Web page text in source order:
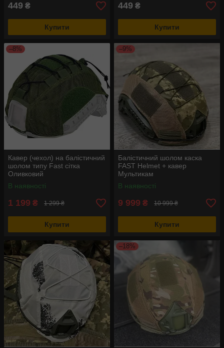
449 ₴
Купити
449 ₴
Купити
–8%
Кавер (чехол) на балістичний
шолом типу Fast сітка
Оливковий
В наявності
1 199 ₴ 1 299 ₴
Купити
–9%
Балістичний шолом каска
FAST Helmet + кавер
Мультикам
В наявності
9 999 ₴ 10 999 ₴
Купити
–18%